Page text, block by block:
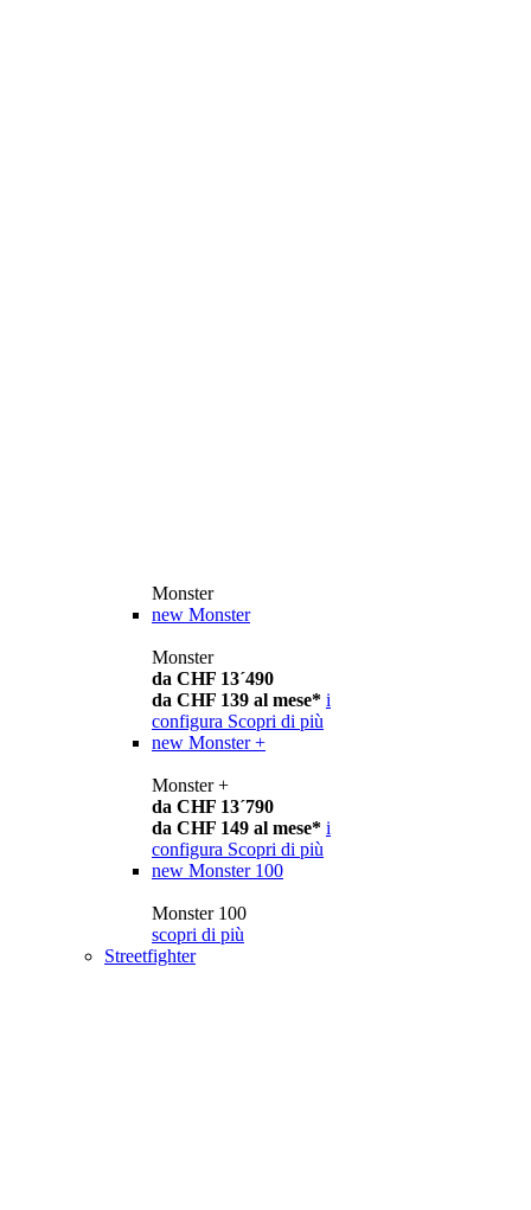
Monster
new Monster
Monster
da CHF 13´490
da CHF 139 al mese* i
configura Scopri di più
new Monster +
Monster +
da CHF 13´790
da CHF 149 al mese* i
configura Scopri di più
new Monster 100
Monster 100
scopri di più
Streetfighter